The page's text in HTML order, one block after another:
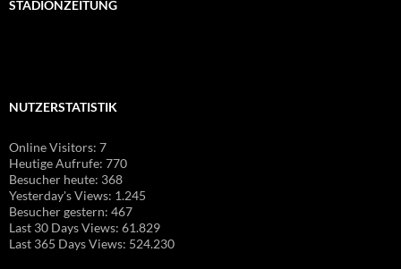
STADIONZEITUNG
NUTZERSTATISTIK
Online Visitors: 7
Heutige Aufrufe: 770
Besucher heute: 368
Yesterday's Views: 1.245
Besucher gestern: 467
Last 30 Days Views: 61.829
Last 365 Days Views: 524.230